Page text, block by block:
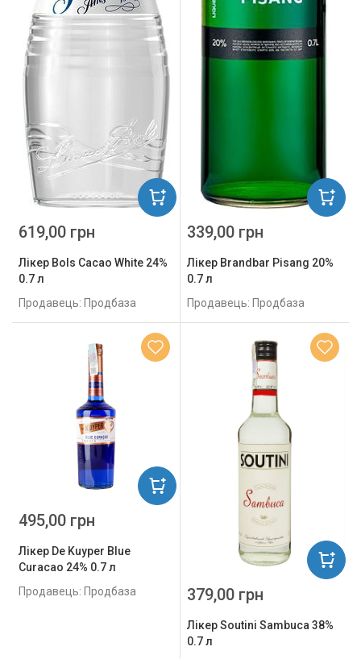
Лікер Bols Cacao White 24%
0.7 л
Продавець: Продбаза
619,00 грн
Лікер Brandbar Pisang 20%
0.7 л
Продавець: Продбаза
339,00 грн
Лікер De Kuyper Blue
Curacao 24% 0.7 л
Продавець: Продбаза
495,00 грн
Лікер Soutini Sambuca 38%
0.7 л
379,00 грн